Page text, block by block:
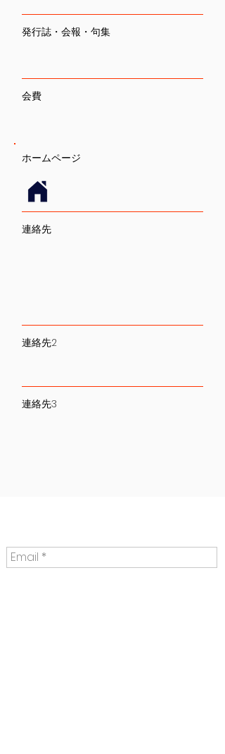
発行誌・会報・句集
会費
​ホームページ
連絡先
連絡先2
連絡先3